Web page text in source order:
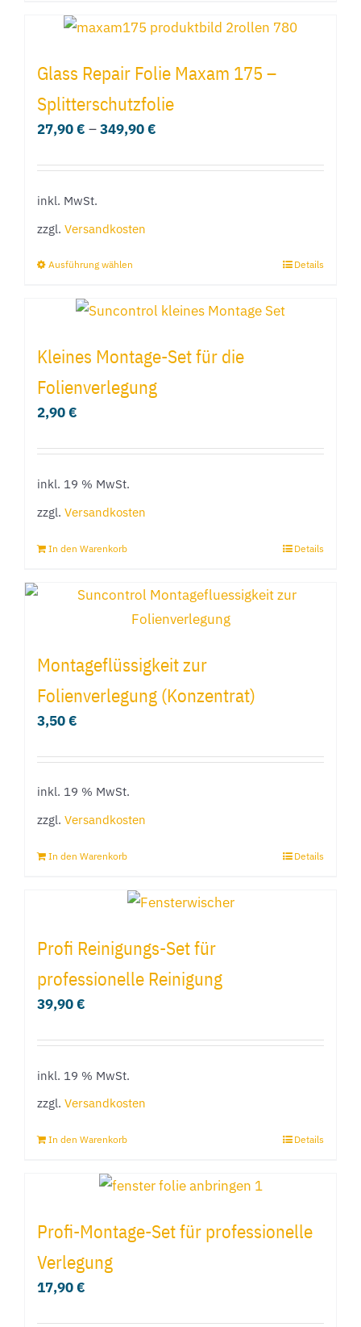
gewählt
weist
Varianten
auf.
Die
der
Glass Repair Folie Maxam 175 –
Splitterschutzfolie
27,90€ –349,90€
inkl. MwSt.
zzgl. Versandkosten
Ausführung wählen
weist
Varianten
auf.
der
Details
Kleines Montage-Set für die
Folienverlegung
2,90€
inkl. 19 % MwSt.
zzgl. Versandkosten
In den Warenkorb Details
Montageflüssigkeit zur
Folienverlegung (Konzentrat)
3,50€
inkl. 19 % MwSt.
zzgl. Versandkosten
In den Warenkorb Details
Profi Reinigungs-Set für
professionelle Reinigung
39,90€
inkl. 19 % MwSt.
zzgl. Versandkosten
In den Warenkorb Details
Profi-Montage-Set für professionelle
Verlegung
17,90€